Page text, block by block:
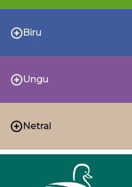
Biru
Ungu
Netral